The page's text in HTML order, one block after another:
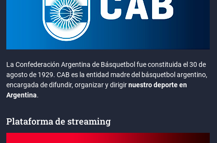
La Confederación Argentina de Básquetbol fue constituida el 30 de
agosto de 1929. CAB es la entidad madre del básquetbol argentino,
encargada de difundir, organizar y dirigirnuestro deporte en
Argentina.
Plataforma de streaming